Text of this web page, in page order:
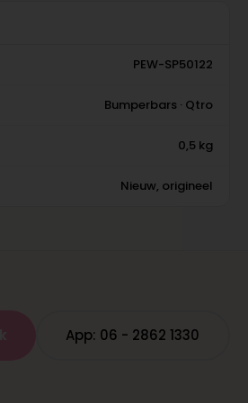
PEW-SP50122
Bumperbars · Qtro
0,5 kg
Nieuw, origineel
App: 06 - 2862 1330